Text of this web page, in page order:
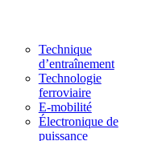
Technique
d’entraînement
Technologie
ferroviaire
E-mobilité
Électronique de
puissance